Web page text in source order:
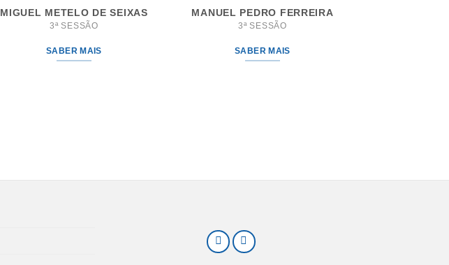
MIGUEL METELO DE SEIXAS
3ª SESSÃO
SABER MAIS
MANUEL PEDRO FERREIRA
3ª SESSÃO
SABER MAIS